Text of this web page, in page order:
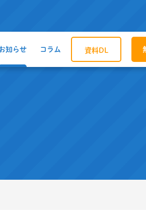
知らせ コラム 資料DL